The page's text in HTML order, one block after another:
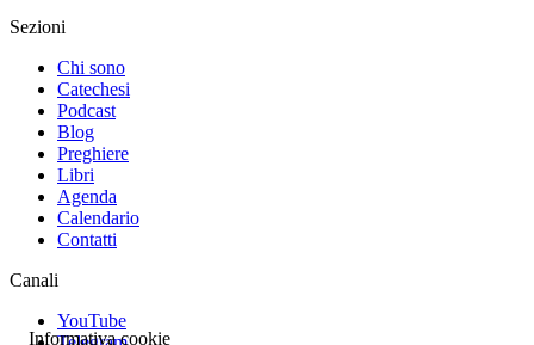
Sezioni
Chi sono
Catechesi
Podcast
Blog
Preghiere
Libri
Agenda
Calendario
Contatti
Canali
YouTube
Informativa cookie